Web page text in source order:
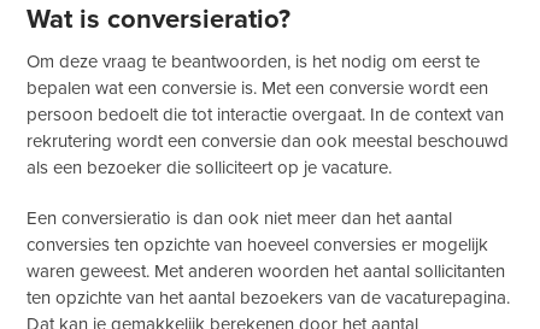
Wat is conversieratio?
Om deze vraag te beantwoorden, is het nodig om eerst te
bepalen wat een conversie is. Met een conversie wordt een
persoon bedoelt die tot interactie overgaat. In de context van
rekrutering wordt een conversie dan ook meestal beschouwd
als een bezoeker die solliciteert op je vacature.
Een conversieratio is dan ook niet meer dan het aantal
conversies ten opzichte van hoeveel conversies er mogelijk
waren geweest. Met anderen woorden het aantal sollicitanten
ten opzichte van het aantal bezoekers van de vacaturepagina.
Dat kan je gemakkelijk berekenen door het aantal